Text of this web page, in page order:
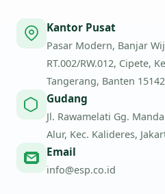
Kantor Pusat
Pasar Modern, Banjar
RT.002/RW.012, Cipete,
Tangerang, Banten 15142
Gudang
Jl. Rawamelati Gg.
Alur, Kec. Kalideres,
Email
info@esp.co.id